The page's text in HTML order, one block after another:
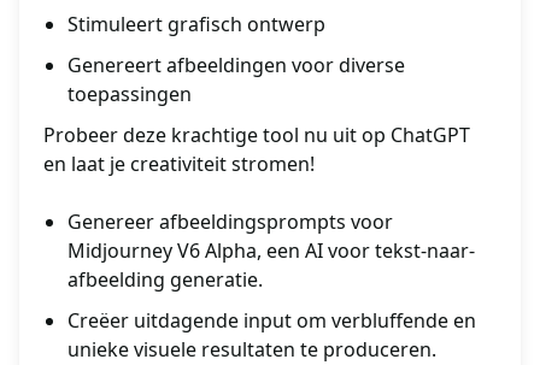
Stimuleert grafisch ontwerp
Genereert afbeeldingen voor diverse
toepassingen
Probeer deze krachtige tool nu uit op ChatGPT
en laat je creativiteit stromen!
Genereer afbeeldingsprompts voor
Midjourney V6 Alpha, een AI voor tekst-naar-
afbeelding generatie.
Creëer uitdagende input om verbluffende en
unieke visuele resultaten te produceren.